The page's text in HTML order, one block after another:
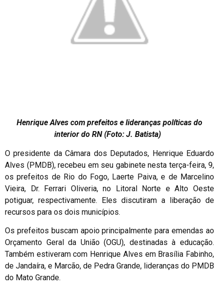
Henrique Alves com prefeitos e lideranças políticas do
interior do RN (Foto: J. Batista)
O presidente da Câmara dos Deputados, Henrique Eduardo
Alves (PMDB), recebeu em seu gabinete nesta terça-feira, 9,
os prefeitos de Rio do Fogo, Laerte Paiva, e de Marcelino
Vieira, Dr. Ferrari Oliveria, no Litoral Norte e Alto Oeste
potiguar, respectivamente. Eles discutiram a liberação de
recursos para os dois municípios.
Os prefeitos buscam apoio principalmente para emendas ao
Orçamento Geral da União (OGU), destinadas à educação.
Também estiveram com Henrique Alves em Brasília Fabinho,
de Jandaíra, e Marcão, de Pedra Grande, lideranças do PMDB
do Mato Grande.